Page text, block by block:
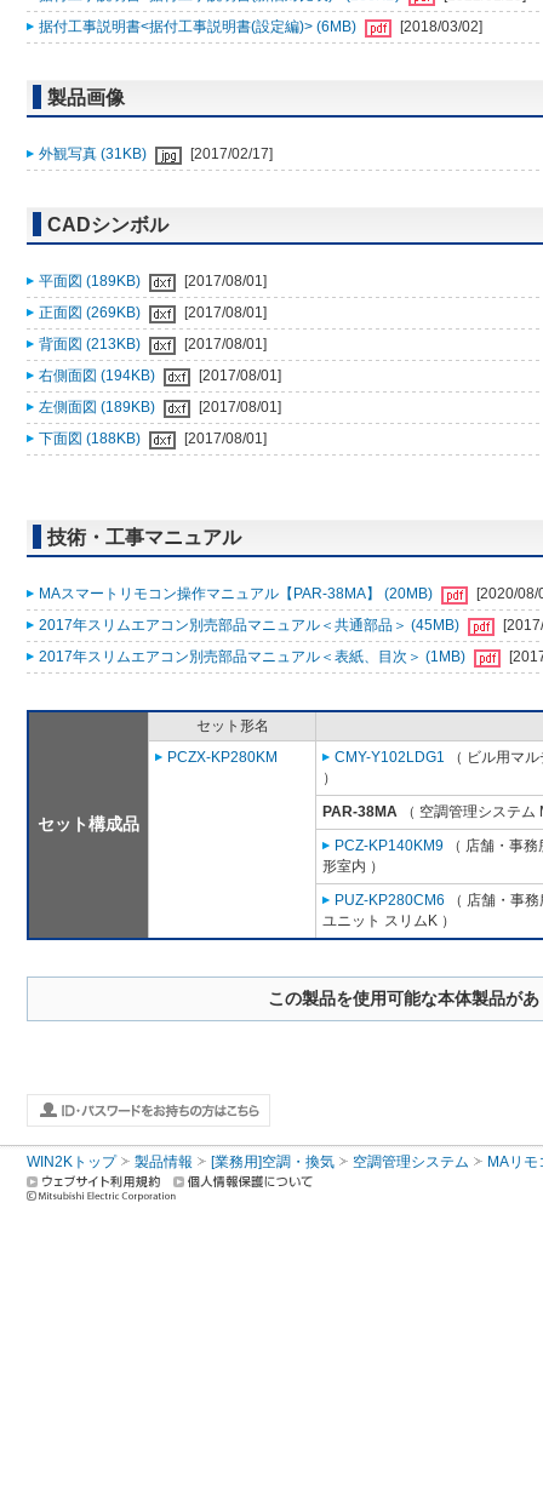
据付工事説明書<据付工事説明書(設定編)> (6MB)
[2018/03/02]
製品画像
外観写真 (31KB) [2017/02/17]
CADシンボル
平面図 (189KB)
[2017/08/01]
正面図 (269KB)
[2017/08/01]
背面図 (213KB)
[2017/08/01]
右側面図 (194KB)
[2017/08/01]
左側面図 (189KB)
[2017/08/01]
下面図 (188KB)
[2017/08/01]
技術・工事マニュアル
MAスマートリモコン操作マニュアル【PAR-38MA】 (20MB)
[2020/08/
2017年スリムエアコン別売部品マニュアル＜共通部品＞ (45MB)
2017年スリムエアコン別売部品マニュアル＜表紙、目次＞ (1MB)
セット構成品
セット形名
PCZX-KP280KM
CMY-Y102LDG1 （ ビル用マ
）
PAR-38MA （ 空調管理システム
PCZ-KP140KM9 （ 店舗・事
形室内 ）
PUZ-KP280CM6 （ 店舗・事
ユニット スリムK ）
この製品を使用可能な本体製品が
WIN2Kトップ 製品情報 [業務用]空調・換気 空調管理システム MAリモ